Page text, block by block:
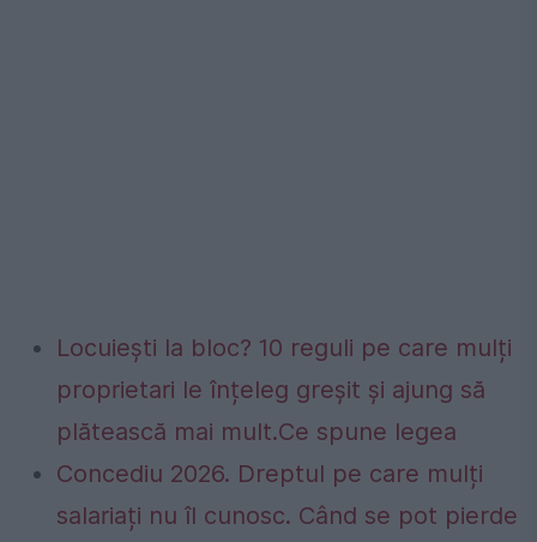
Locuiești la bloc? 10 reguli pe care mulți
proprietari le înțeleg greșit și ajung să
plătească mai mult.Ce spune legea
Concediu 2026. Dreptul pe care mulți
salariați nu îl cunosc. Când se pot pierde